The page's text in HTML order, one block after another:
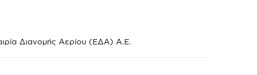
Διανομής Αερίου (ΕΔΑ) Α.Ε.